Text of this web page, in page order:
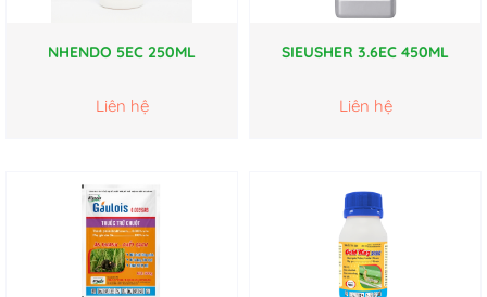
NHENDO 5EC 250ML
Liên hệ
SIEUSHER 3.6EC 450ML
Liên hệ